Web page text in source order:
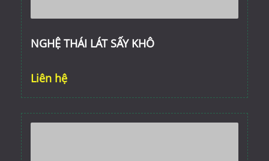
NGHỆ THÁI LÁT SẤY KHÔ
Liên hệ